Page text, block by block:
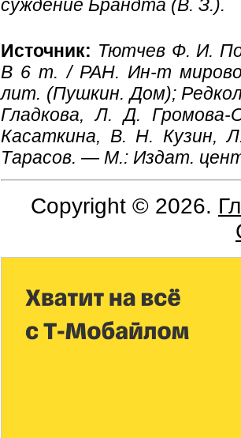
суждение Брандта (В. З.).
Источник: Тютчев Ф. И.
В 6 т. / РАН. Ин-т
лит. (Пушкин. Дом);
Гладкова, Л. Д.
Касаткина, В. Н. Кузин,
Тарасов. — М.: Издат.
Copyright © 2026.